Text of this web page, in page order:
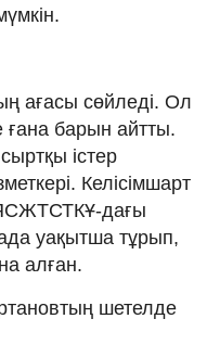
ағасы сөйледі. Ол
ғана барын айтты.
істер
Келісімшарт
дағы
уақытша тұрып,
алған.
шетелде